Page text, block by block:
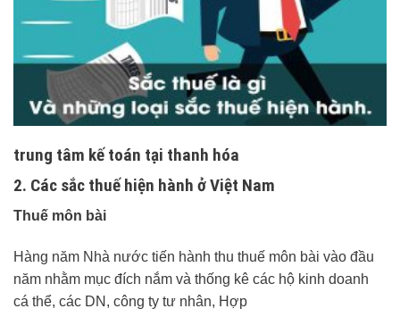
trung tâm kế toán tại thanh hóa
2. Các sắc thuế hiện hành ở Việt Nam
Thuế môn bài
Hàng năm Nhà nước tiến hành thu thuế môn bài vào đầu
năm nhằm mục đích nắm và thống kê các hộ kinh doanh
cá thể, các DN, công ty tư nhân, Hợp